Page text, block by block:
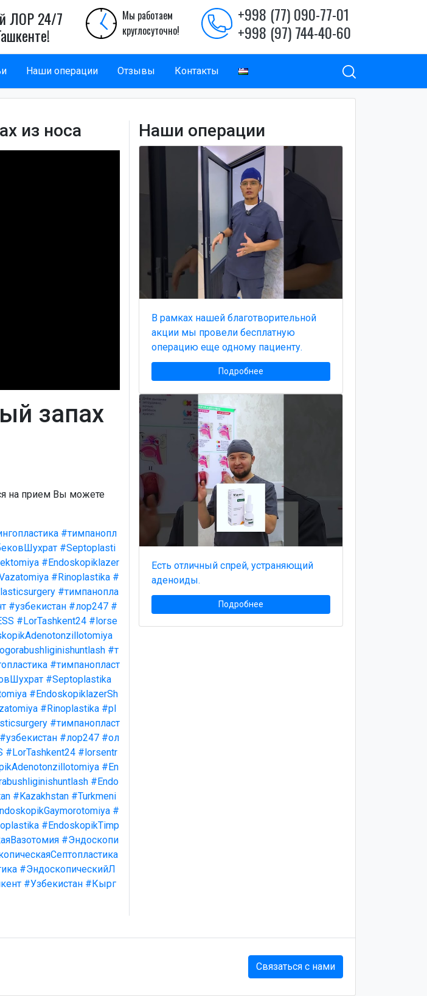
ЛОР 24/7
Мы работаем
круглосуточно!
+998 (77) 090-77-01
+998 (97) 744-40-60
Наши операции Отзывы Контакты
из носа
запах
на прием Вы можете
#тимпанопл
#Septoplasti
#Endoskopiklazer
#Rinoplastika #
#тимпанопла
#узбекистан #лор247 #
#LorTashkent24 #lorse
#т
#тимпанопласт
#Septoplastika
#EndoskopiklazerSh
#Rinoplastika #pl
#тимпанопласт
#узбекистан #лор247 #ол
#LorTashkent24 #lorsentr
#En
#Endo
#Kazakhstan #Turkmeni
#
#EndoskopikTimp
#Эндоскопи
#ЭндоскопическийЛ
#Узбекистан #Кырг
Наши операции
В рамках нашей благотворительной
акции мы провели бесплатную
операцию еще одному пациенту.
Подробнее
Есть отличный спрей, устраняющий
аденоиды.
Подробнее
Связаться с нами